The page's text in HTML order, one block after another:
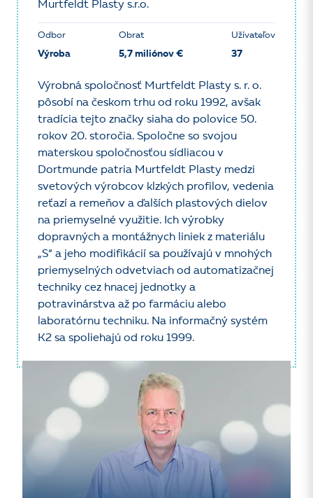
Murtfeldt Plasty s.r.o.
Odbor
Výroba
Obrat
5,7 miliónov €
Užívateľov
37
Výrobná spoločnosť Murtfeldt Plasty s. r. o.
pôsobí na českom trhu od roku 1992, avšak
tradícia tejto značky siaha do polovice 50.
rokov 20. storočia. Spoločne so svojou
materskou spoločnosťou sídliacou v
Dortmunde patria Murtfeldt Plasty medzi
svetových výrobcov klzkých profilov, vedenia
reťazí a remeňov a ďalších plastových dielov
na priemyselné využitie. Ich výrobky
dopravných a montážnych liniek z materiálu
„S“ a jeho modifikácií sa používajú v mnohých
priemyselných odvetviach od automatizačnej
techniky cez hnacej jednotky a
potravinárstva až po farmáciu alebo
laboratórnu techniku. Na informačný systém
K2 sa spoliehajú od roku 1999.